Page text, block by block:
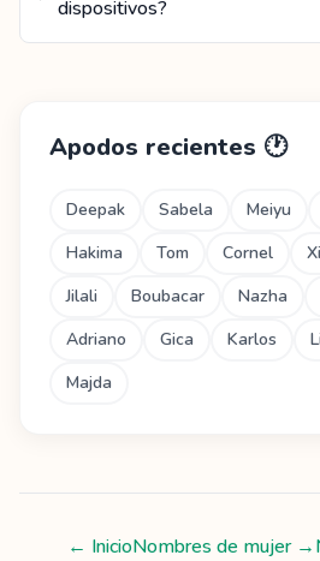
dispositivos?
Apodos recientes 🕐
Deepak Sabela Meiyu
Hakima
Tom Cornel
Jilali
Boubacar Nazha
Adriano
Gica Karlos
Majda
← InicioNombres de mujer→